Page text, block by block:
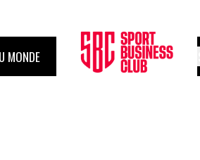
MONDE